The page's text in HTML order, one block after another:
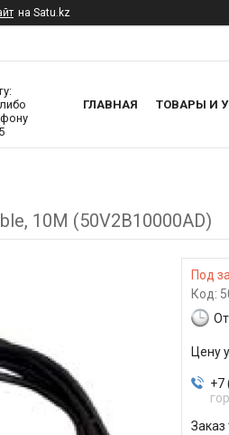
на Satu.kz
ГЛАВНАЯ ТОВАРЫ И
10M (50V2B10000AD)
Под
Код:
Цену
+7
Заказ